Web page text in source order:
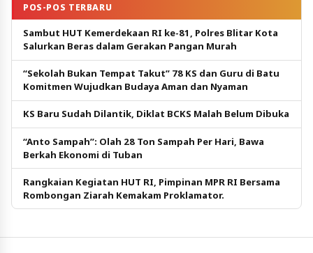
POS-POS TERBARU
Sambut HUT Kemerdekaan RI ke-81, Polres Blitar Kota
Salurkan Beras dalam Gerakan Pangan Murah
“Sekolah Bukan Tempat Takut” 78 KS dan Guru di Batu
Komitmen Wujudkan Budaya Aman dan Nyaman
KS Baru Sudah Dilantik, Diklat BCKS Malah Belum Dibuka
“Anto Sampah”: Olah 28 Ton Sampah Per Hari, Bawa
Berkah Ekonomi di Tuban
Rangkaian Kegiatan HUT RI, Pimpinan MPR RI Bersama
Rombongan Ziarah Kemakam Proklamator.